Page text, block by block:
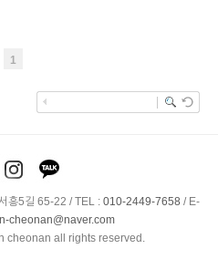
1
흥5길 65-22 / TEL : 010-2449-7658 / E-
cheonan@naver.com
all rights reserved.